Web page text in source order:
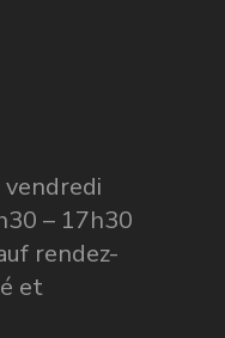
vendredi
– 17h30
rendez-
et